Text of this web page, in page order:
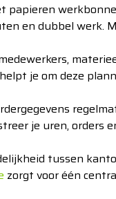
papieren
en dubbel werk.
helpt je om deze
je uren, orders
tussen
zorgt voor één